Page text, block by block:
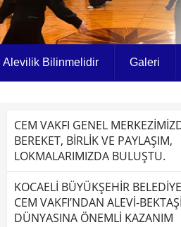
Alevilik Bilinmelidir Galeri
CEM VAKFI GENEL
BEREKET, BİRLİK VE PAYLAŞIM,
LOKMALARIMIZDA BULUŞTU.
KOCAELİ BÜYÜKŞEHİR
CEM VAKFI’NDAN ALEVİ-
DÜNYASINA ÖNEMLİ KAZANIM